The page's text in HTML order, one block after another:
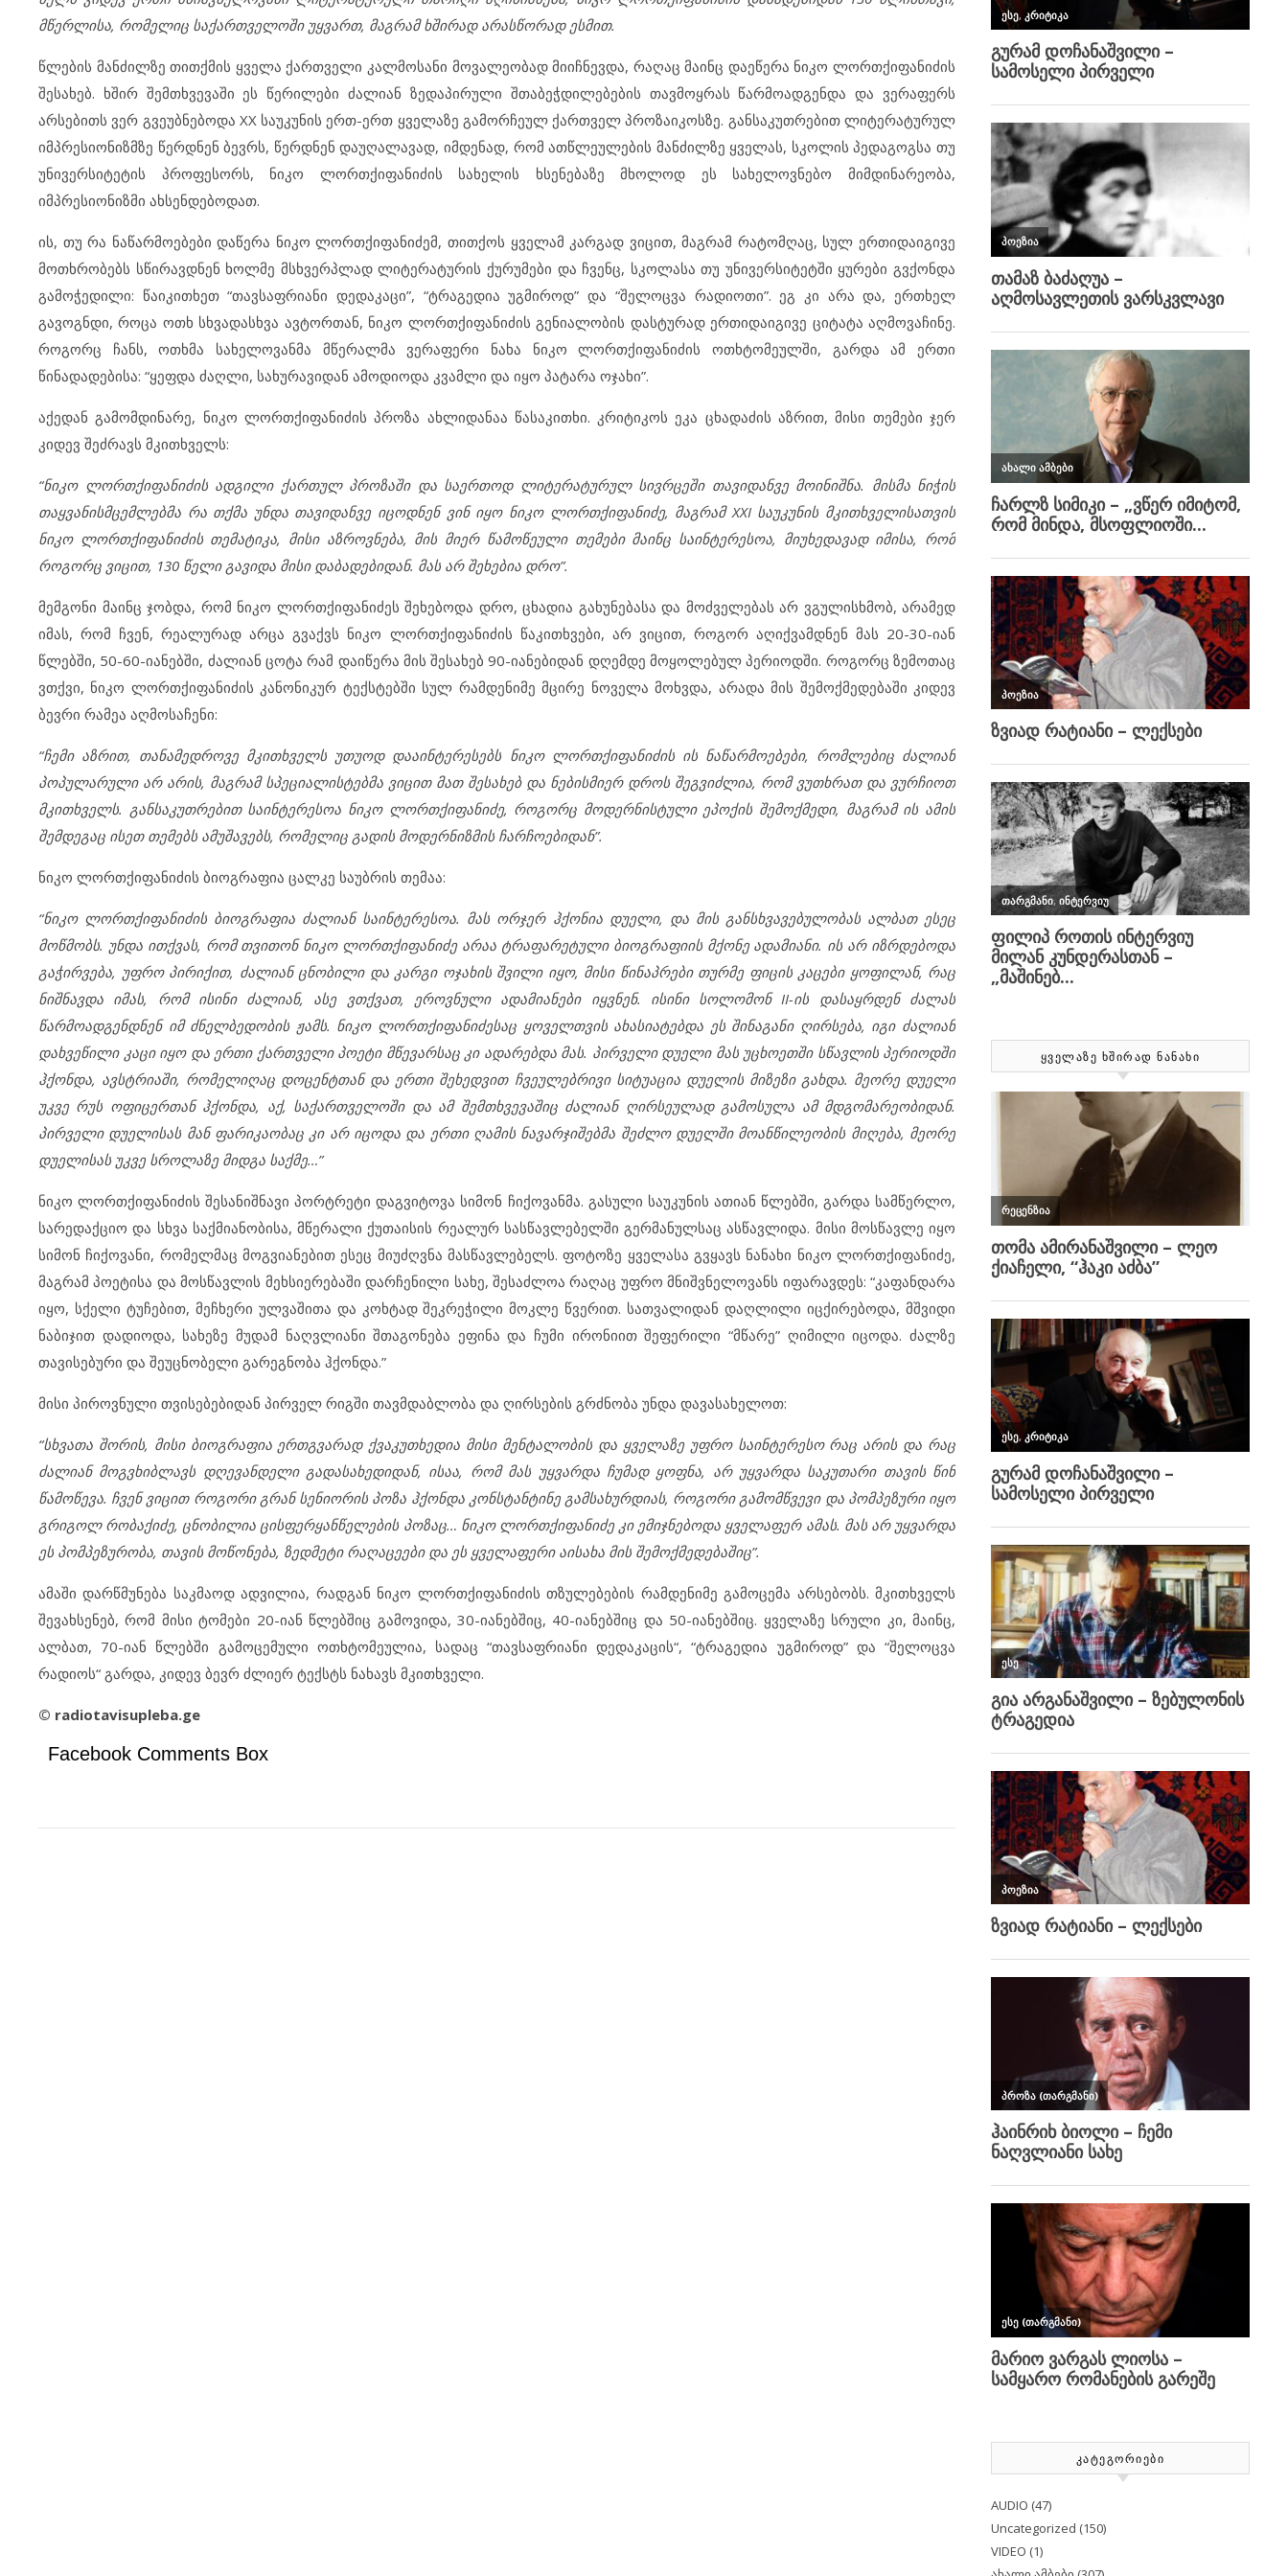
მწერლისა, რომელიც საქართველოში უყვართ, მაგრამ ხშირად არასწორად ესმით.
წლების მანძილზე თითქმის ყველა ქართველი კალმოსანი მოვალეობად მიიჩნევდა, რაღაც მაინც დაეწერა ნიკო ლორთქიფანიძის
შესახებ. ხშირ შემთხვევაში ეს წერილები ძალიან ზედაპირული შთაბეჭდილებების თავმოყრას წარმოადგენდა და ვერაფერს
არსებითს ვერ გვეუბნებოდა XX საუკუნის ერთ-ერთ ყველაზე გამორჩეულ ქართველ პროზაიკოსზე. განსაკუთრებითლიტერატურულ
იმპრესიონიზმზე წერდნენ ბევრს, წერდნენდაუღალავად, იმდენად, რომ ათწლეულების მანძილზე ყველას, სკოლის პედაგოგსა თუ
უნივერსიტეტის პროფესორს, ნიკო ლორთქიფანიძის სახელის ხსენებაზე მხოლოდ ეს სახელოვნებო მიმდინარეობა,
იმპრესიონიზმი ახსენდებოდათ.
ის, თუ რა ნაწარმოებები დაწერა ნიკო ლორთქიფანიძემ, თითქოს ყველამ კარგად ვიცით, მაგრამ რატომღაც, სულ ერთიდაიგივე
მოთხრობებს სწირავდნენ ხოლმე მსხვერპლად ლიტერატურის ქურუმები და ჩვენც, სკოლასა თუ უნივერსიტეტში ყურები გვქონდა
გამოჭედილი: წაიკითხეთ “თავსაფრიანი დედაკაცი”, “ტრაგედია უგმიროდ” და “შელოცვა რადიოთი”. ეგ კი არა და, ერთხელ
გავოგნდი, როცა ოთხ სხვადასხვა ავტორთან, ნიკო ლორთქიფანიძის გენიალობის დასტურად ერთიდაიგივე ციტატა აღმოვაჩინე.
როგორც ჩანს, ოთხმა სახელოვანმა მწერალმა ვერაფერი ნახა ნიკო ლორთქიფანიძის ოთხტომეულში, გარდა ამ ერთი
წინადადებისა: “ყეფდა ძაღლი, სახურავიდან ამოდიოდა კვამლი და იყო პატარა ოჯახი”.
აქედან გამომდინარე, ნიკო ლორთქიფანიძის პროზა ახლიდანაა წასაკითხი. კრიტიკოს ეკა ცხადაძის აზრით, მისი თემები ჯერ
კიდევ შეძრავს მკითხველს:
“ნიკო ლორთქიფანიძის ადგილი ქართულ პროზაში და საერთოდ ლიტერატურულ სივრცეში თავიდანვე მოინიშნა. მისმა ნიჭის
თაყვანისმცემლებმა რა თქმა უნდა თავიდანვე იცოდნენ ვინ იყო ნიკო ლორთქიფანიძე, მაგრამ XXI საუკუნის მკითხველისათვის
ნიკო ლორთქიფანიძის თემატიკა, მისი აზროვნება, მის მიერ წამოწეული თემები მაინც საინტერესოა, მიუხედავად იმისა, რომ
როგორც ვიცით, 130 წელი გავიდა მისი დაბადებიდან. მას არ შეხებია დრო”.
მემგონი მაინც ჯობდა, რომ ნიკო ლორთქიფანიძეს შეხებოდა დრო, ცხადია გახუნებასა და მოძველებას არ ვგულისხმობ, არამედ
იმას, რომ ჩვენ, რეალურად არცა გვაქვს ნიკო ლორთქიფანიძის წაკითხვები, არ ვიცით, როგორ აღიქვამდნენ მას 20-30-იან
წლებში, 50-60-იანებში, ძალიან ცოტა რამ დაიწერა მის შესახებ 90-იანებიდან დღემდე მოყოლებულ პერიოდში. როგორც ზემოთაც
ვთქვი, ნიკო ლორთქიფანიძის კანონიკურ ტექსტებში სულ რამდენიმე მცირე ნოველა მოხვდა, არადა მის შემოქმედებაში კიდევ
ბევრი რამეა აღმოსაჩენი:
“ჩემი აზრით, თანამედროვე მკითხველს უთუოდ დააინტერესებს ნიკო ლორთქიფანიძის ის ნაწარმოებები, რომლებიც ძალიან
პოპულარული არ არის, მაგრამ სპეციალისტებმა ვიცით მათ შესახებ და ნებისმიერ დროს შეგვიძლია, რომ ვუთხრათ და ვურჩიოთ
მკითხველს. განსაკუთრებით საინტერესოა ნიკო ლორთქიფანიძე, როგორც მოდერნისტული ეპოქის შემოქმედი, მაგრამ ის ამის
შემდეგაც ისეთ თემებს ამუშავებს, რომელიც გადის მოდერნიზმის ჩარჩოებიდან”.
ნიკო ლორთქიფანიძის ბიოგრაფია ცალკე საუბრის თემაა:
“ნიკო ლორთქიფანიძის ბიოგრაფია ძალიან საინტერესოა. მას ორჯერ ჰქონია დუელი, და მის განსხვავებულობას ალბათ ესეც
მოწმობს. უნდა ითქვას, რომ თვითონ ნიკო ლორთქიფანიძე არაა ტრაფარეტული ბიოგრაფიის მქონე ადამიანი. ის არ იზრდებოდა
გაჭირვება, უფრო პირიქით, ძალიან ცნობილი და კარგი ოჯახის შვილი იყო, მისი წინაპრები თურმე ფიცის კაცები ყოფილან, რაც
ნიშნავდა იმას, რომ ისინი ძალიან, ასე ვთქვათ, ეროვნული ადამიანები იყვნენ. ისინი სოლომონ II-ის დასაყრდენ ძალას
წარმოადგენდნენ იმ ძნელბედობის ჟამს. ნიკო ლორთქიფანიძესაც ყოველთვის ახასიატებდა ეს შინაგანი ღირსება, იგი ძალიან
დახვეწილი კაცი იყო და ერთი ქართველი პოეტი მწევარსაც კი ადარებდა მას. პირველი დუელი მას უცხოეთში სწავლის პერიოდში
ჰქონდა, ავსტრიაში, რომელიღაც დოცენტთან და ერთი შეხედვით ჩვეულებრივი სიტუაცია დუელის მიზეზი გახდა. მეორე დუელი
უკვე რუს ოფიცერთან ჰქონდა, აქ, საქართველოში და ამ შემთხვევაშიც ძალიან ღირსეულად გამოსულა ამ მდგომარეობიდან.
პირველი დუელისას მან ფარიკაობაც კი არ იცოდა და ერთი ღამის ნავარჯიშებმა შეძლო დუელში მოანწილეობის მიღება, მეორე
დუელისას უკვე სროლაზე მიდგა საქმე…”
ნიკო ლორთქიფანიძის შესანიშნავი პორტრეტი დაგვიტოვა სიმონ ჩიქოვანმა. გასული საუკუნის ათიან წლებში, გარდა სამწერლო,
სარედაქციო და სხვა საქმიანობისა, მწერალი ქუთაისის რეალურ სასწავლებელში გერმანულსაც ასწავლიდა. მისი მოსწავლე იყო
სიმონ ჩიქოვანი, რომელმაც მოგვიანებით ესეც მიუძღვნა მასწავლებელს.ფოტოზე ყველასა გვყავს ნანახი ნიკო ლორთქიფანიძე,
მაგრამ პოეტისა და მოსწავლის მეხსიერებაში დარჩენილი სახე, შესაძლოა რაღაც უფრო მნიშვნელოვანს იფარავდეს:“კაფანდარა
იყო, სქელი ტუჩებით, მეჩხერი ულვაშითა და კოხტად შეკრეჭილი მოკლე წვერით. სათვალიდან დაღლილი იცქირებოდა, მშვიდი
ნაბიჯით დადიოდა, სახეზე მუდამ ნაღვლიანი შთაგონება ეფინა და ჩუმი ირონიით შეფერილი “მწარე” ღიმილი იცოდა. ძალზე
თავისებური და შეუცნობელი გარეგნობა ჰქონდა.”
მისი პიროვნული თვისებებიდან პირველ რიგში თავმდაბლობა და ღირსების გრძნობა უნდა დავასახელოთ:
“სხვათა შორის, მისი ბიოგრაფია ერთგვარად ქვაკუთხედია მისი მენტალობის და ყველაზე უფრო საინტერესო რაც არის და რაც
ძალიან მოგვხიბლავს დღევანდელი გადასახედიდან, ისაა, რომ მას უყვარდა ჩუმად ყოფნა, არ უყვარდა საკუთარი თავის წინ
წამოწევა. ჩვენ ვიცით როგორი გრან სენიორის პოზა ჰქონდა კონსტანტინე გამსახურდიას, როგორი გამომწვევი და პომპეზური იყო
გრიგოლ რობაქიძე, ცნობილია ცისფერყანწელების პოზაც… ნიკო ლორთქიფანიძე კი ემიჯნებოდა ყველაფერ ამას. მას არ უყვარდა
ეს პომპეზურობა, თავის მოწონება, ზედმეტი რაღაცეები და ეს ყველაფერი აისახა მის შემოქმედებაშიც”.
ამაში დარწმუნება საკმაოდ ადვილია, რადგან ნიკო ლორთქიფანიძის თზულებების რამდენიმე გამოცემა არსებობს. მკითხველს
შევახსენებ, რომ მისი ტომები 20-იან წლებშიც გამოვიდა, 30-იანებშიც, 40-იანებშიც და 50-იანებშიც. ყველაზე სრული კი, მაინც,
ალბათ, 70-იან წლებში გამოცემული ოთხტომეულია, სადაც“თავსაფრიანი დედაკაცის“, “ტრაგედია უგმიროდ” და “შელოცვა
რადიოს“ გარდა, კიდევ ბევრ ძლიერ ტექსტს ნახავს მკითხველი.
© radiotavisupleba.ge
Facebook Comments Box
ᲧᲕᲔᲚᲐᲖᲔ ᲮᲨᲘᲠᲐᲓ ᲜᲐᲜᲐᲮᲘ
ᲙᲐᲢᲔᲒᲝᲠᲘᲔᲑᲘ
AUDIO (47)
Uncategorized (150)
VIDEO (1)